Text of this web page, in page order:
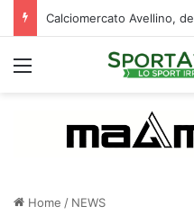
Menu
Home / NEWS